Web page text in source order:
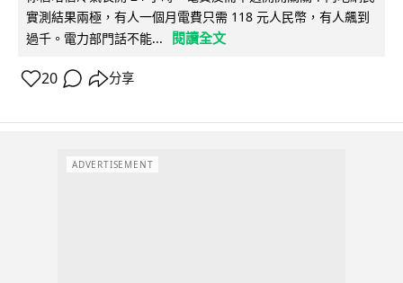
實測結果兩極，有人一個月電費只需 118 元人民幣，有人飆到
過千。電力部門話不能...
閱讀全文
20 分享
ADVERTISEMENT